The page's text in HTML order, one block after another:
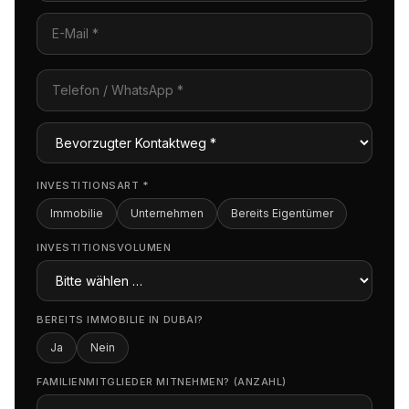
INVESTITIONSART *
Immobilie Unternehmen Bereits Eigentümer
INVESTITIONSVOLUMEN
BEREITS IMMOBILIE IN DUBAI?
Ja Nein
FAMILIENMITGLIEDER MITNEHMEN? (ANZAHL)